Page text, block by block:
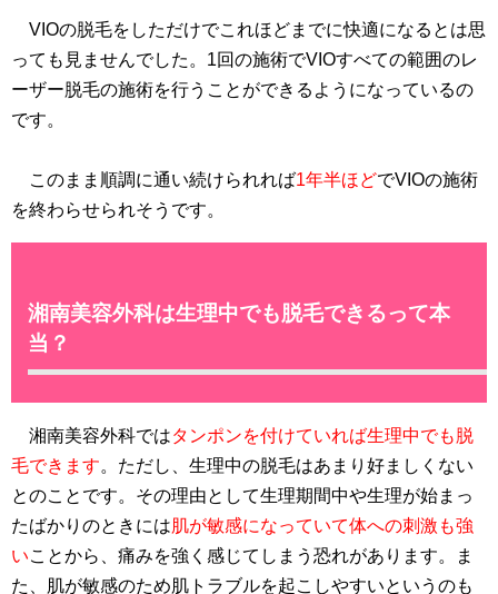
VIOの脱毛をしただけでこれほどまでに快適になるとは思
っても見ませんでした。1回の施術でVIOすべての範囲のレ
ーザー脱毛の施術を行うことができるようになっているの
です。
このまま順調に通い続けられれば1年半ほどでVIOの施術
を終わらせられそうです。
湘南美容外科は生理中でも脱毛できるって本
当？
湘南美容外科ではタンポンを付けていれば生理中でも脱
毛できます。ただし、生理中の脱毛はあまり好ましくない
とのことです。その理由として生理期間中や生理が始まっ
たばかりのときには肌が敏感になっていて体への刺激も強
いことから、痛みを強く感じてしまう恐れがあります。ま
た、肌が敏感のため肌トラブルを起こしやすいというのも